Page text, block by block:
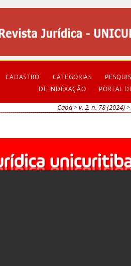
CADASTRO CATEGORIAS
DE INDEXAÇÃO
PORTAL
Capa>v. 2, n. 78 (2024)>